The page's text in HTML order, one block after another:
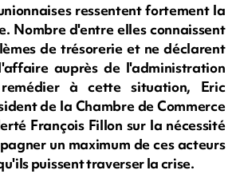
ressentent fortement la
Nombre d'entre elles connaissent
de trésorerie et ne déclarent
auprès de l'administration
à cette situation, Eric
de la Chambre de Commerce
François Fillon sur la nécessité
un maximum de ces acteurs
puissent traverser la crise.